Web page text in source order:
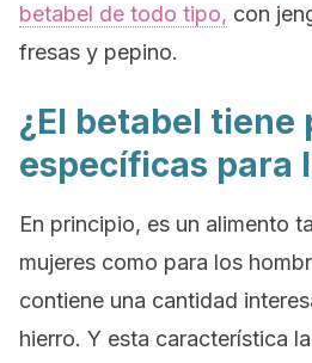
betabel de todo tipo, con
fresas y pepino.
¿El betabel tiene
específicas para
En principio, es un alimento
mujeres como para los
contiene una cantidad
hierro. Y esta característica